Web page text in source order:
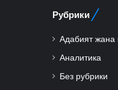
Рубрики
Адабият жана
Аналитика
Без рубрики